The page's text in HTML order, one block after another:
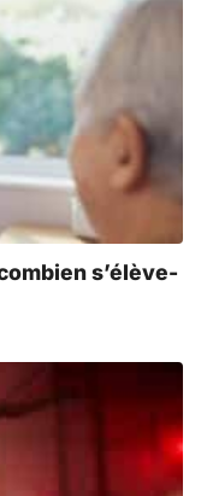
s’élève-